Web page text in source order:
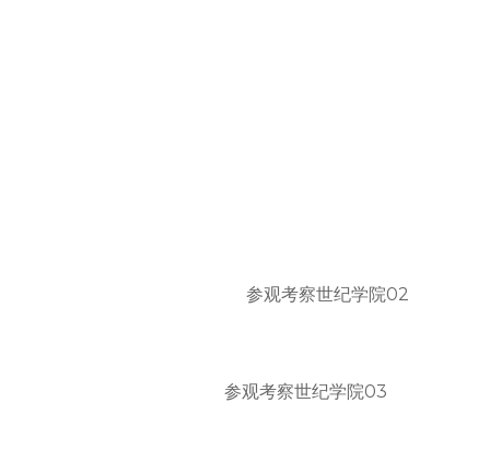
参观考察世纪学院02
参观考察世纪学院03